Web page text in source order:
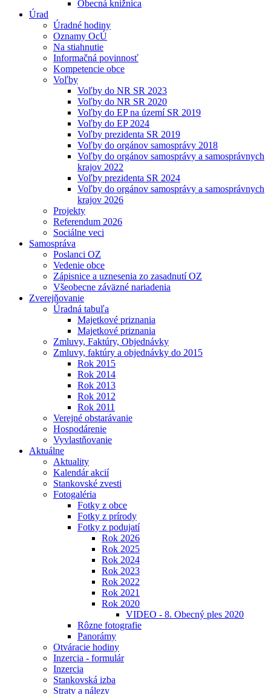
Obecná knižnica
Úrad
Úradné hodiny
Oznamy OcÚ
Na stiahnutie
Informačná povinnosť
Kompetencie obce
Voľby
Voľby do NR SR 2023
Voľby do NR SR 2020
Voľby do EP na území SR 2019
Voľby do EP 2024
Voľby prezidenta SR 2019
Voľby do orgánov samosprávy 2018
Voľby do orgánov samosprávy a samosprávnych
krajov 2022
Voľby prezidenta SR 2024
Voľby do orgánov samosprávy a samosprávnych
krajov 2026
Projekty
Referendum 2026
Sociálne veci
Samospráva
Poslanci OZ
Vedenie obce
Zápisnice a uznesenia zo zasadnutí OZ
Všeobecne záväzné nariadenia
Zverejňovanie
Úradná tabuľa
Majetkové priznania
Majetkové priznania
Zmluvy, Faktúry, Objednávky
Zmluvy, faktúry a objednávky do 2015
Rok 2015
Rok 2014
Rok 2013
Rok 2012
Rok 2011
Verejné obstarávanie
Hospodárenie
Vyvlastňovanie
Aktuálne
Aktuality
Kalendár akcií
Stankovské zvesti
Fotogaléria
Fotky z obce
Fotky z prírody
Fotky z podujatí
Rok 2026
Rok 2025
Rok 2024
Rok 2023
Rok 2022
Rok 2021
Rok 2020
VIDEO - 8. Obecný ples 2020
Rôzne fotografie
Panorámy
Otváracie hodiny
Inzercia - formulár
Inzercia
Stankovská izba
Straty a nálezy